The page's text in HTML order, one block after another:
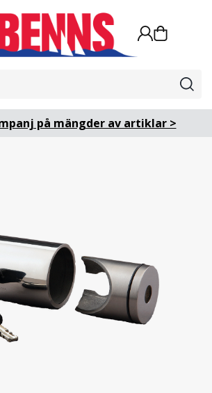
på mängder av artiklar >